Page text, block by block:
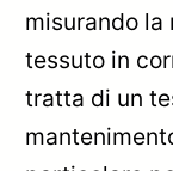
misurando la
tessuto in
tratta di un